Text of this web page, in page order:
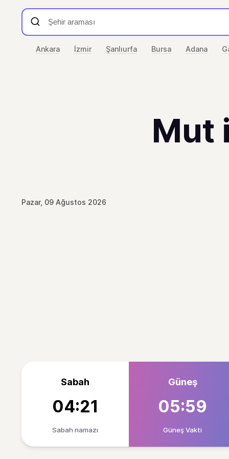
Ankara İzmir Şanlıurfa Bursa Adana
Mut
Pazar, 09 Ağustos 2026
Sabah
04:21
Sabah namazı
Güneş
05:59
Güneş Vakti